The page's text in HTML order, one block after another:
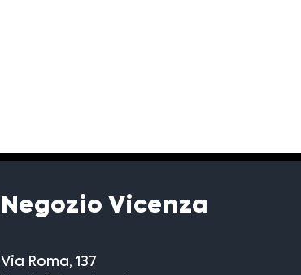
Negozio Vicenza
Via Roma, 137